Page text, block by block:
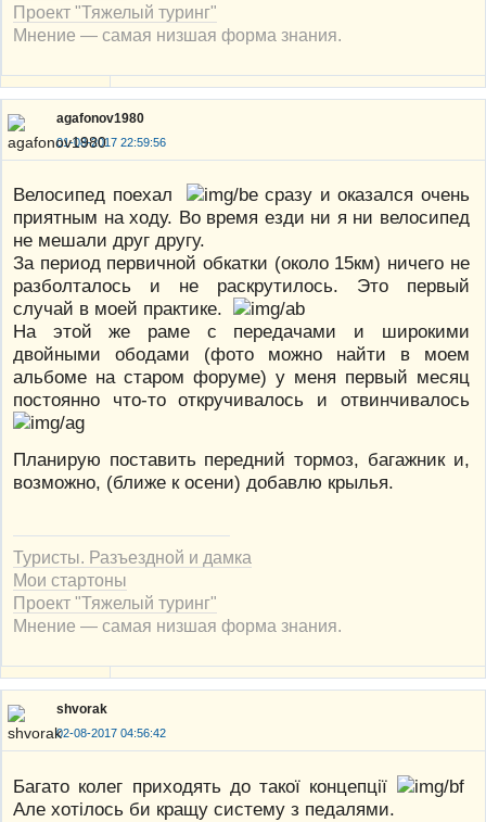
Проект "Тяжелый туринг"
Мнение — самая низшая форма знания.
agafonov1980
01-08-2017 22:59:56
Велосипед поехал
сразу и оказался очень
приятным на ходу. Во время езди ни я ни велосипед
не мешали друг другу.
За период первичной обкатки (около 15км) ничего не
разболталось и не раскрутилось. Это первый
случай в моей практике.
На этой же раме с передачами и широкими
двойными ободами (фото можно найти в моем
альбоме на старом форуме) у меня первый месяц
постоянно что-то откручивалось и отвинчивалось
Планирую поставить передний тормоз, багажник и,
возможно, (ближе к осени) добавлю крылья.
Туристы. Разъездной и дамка
Мои стартоны
Проект "Тяжелый туринг"
Мнение — самая низшая форма знания.
shvorak
02-08-2017 04:56:42
Багато колег приходять до такої концепції
Але хотілось би кращу систему з педалями.